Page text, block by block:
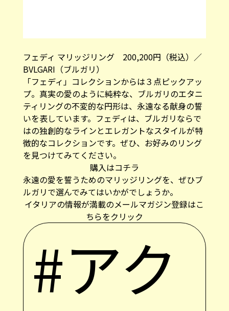
フェディ マリッジリング 200,200円（税込）／
BVLGARI（ブルガリ）
「フェディ」コレクションからは３点ピックアッ
プ。真実の愛のように純粋な、ブルガリのエタニ
ティリングの不変的な円形は、永遠なる献身の誓
いを表しています。フェディは、ブルガリならで
はの独創的なラインとエレガントなスタイルが特
徴的なコレクションです。ぜひ、お好みのリング
を見つけてみてください。
購入はコチラ
永遠の愛を誓うためのマリッジリングを、ぜひブ
ルガリで選んでみてはいかがでしょうか。
イタリアの情報が満載のメールマガジン登録はこ
ちらをクリック
#アク